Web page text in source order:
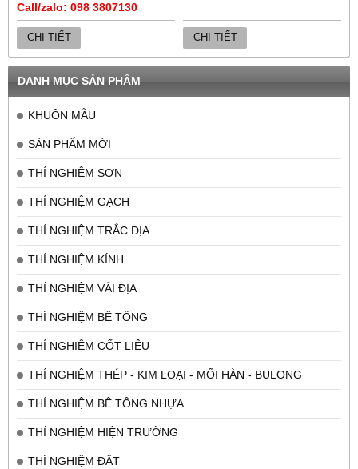
DANH MỤC SẢN PHẨM
KHUÔN MẪU
SẢN PHẨM MỚI
THÍ NGHIỆM SƠN
THÍ NGHIỆM GẠCH
THÍ NGHIỆM TRẮC ĐỊA
THÍ NGHIỆM KÍNH
THÍ NGHIỆM VẢI ĐỊA
THÍ NGHIỆM BÊ TÔNG
THÍ NGHIỆM CỐT LIỆU
THÍ NGHIỆM THÉP - KIM LOẠI - MỐI HÀN - BULONG
THÍ NGHIỆM BÊ TÔNG NHỰA
THÍ NGHIỆM HIỆN TRƯỜNG
THÍ NGHIỆM ĐẤT
Call/zalo: 098 3807130
CHI TIẾT CHI TIẾT